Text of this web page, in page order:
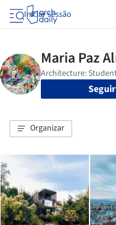
Iniciar sessão
Seguir
Organizar